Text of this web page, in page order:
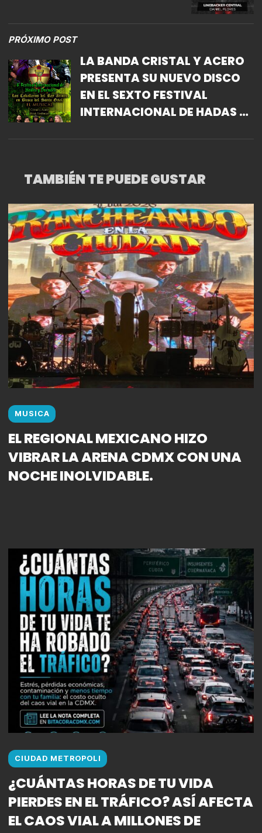
PRÓXIMO POST
LA BANDA CRISTAL Y ACERO
PRESENTA SU NUEVO DISCO
EN EL SEXTO FESTIVAL
INTERNACIONAL DE HADAS Y
TAMBIÉN TE PUEDE GUSTAR
MUSICA
EL REGIONAL MEXICANO HIZO
VIBRAR LA ARENA CDMX CON UNA
NOCHE INOLVIDABLE.
CIUDAD METROPOLI
¿CUÁNTAS HORAS DE TU VIDA
PIERDES EN EL TRÁFICO? ASÍ AFECTA
EL CAOS VIAL A MILLONES DE